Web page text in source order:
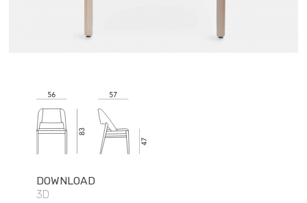
DOWNLOAD
3D